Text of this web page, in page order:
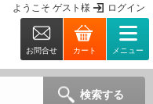
ようこそ ゲスト 様 ログイン
お問合せ カート メニュー
検索する